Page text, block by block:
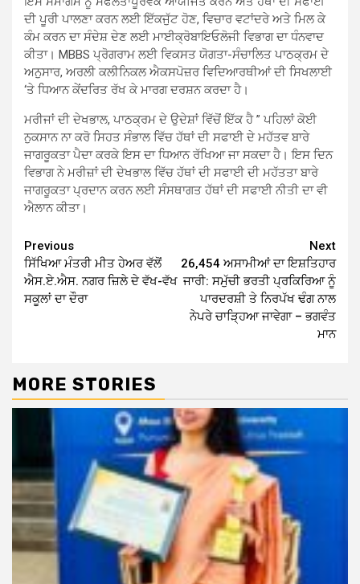
ਦੀ ਪੂਰੀ ਪਾਲਣਾ ਕਰਨ ਲਈ ਇੱਕਜੁੱਟ ਹੋਣ, ਵਿਚਾਰ ਵਟਾਂਦਰੇ ਅਤੇ ਮਿਲ ਕੇ
ਕੰਮ ਕਰਨ ਦਾ ਸੰਦੇਸ਼ ਦੇਣ ਲਈ ਮਾਈਕ੍ਰੋਬਾਇਓਲੋਜੀ ਵਿਭਾਗ ਦਾ ਧੰਨਵਾਦ
ਕੀਤਾ। MBBS ਪ੍ਰੋਗਰਾਮ ਲਈ ਵਿਕਸਤ ਯੋਗਤਾ-ਸੰਚਾਲਿਤ ਪਾਠਕ੍ਰਮ ਦੇ
ਅਨੁਸਾਰ, ਅਰਲੀ ਕਲੀਨਿਕਲ ਐਕਸਪੋਜ਼ਰ ਵਿਦਿਆਰਥੀਆਂ ਦੀ ਸਿਖਲਾਈ
‘ਤੇ ਧਿਆਨ ਕੇਂਦਰਿਤ ਰੱਖ ਕੇ ਮਾਰਗ ਦਰਸ਼ਨ ਕਰਦਾ ਹੈ।
ਮਰੀਜਾਂ ਦੀ ਦੇਖਭਾਲ, ਪਾਠਕ੍ਰਮ ਦੇ ਉਦੇਸ਼ਾਂ ਵਿੱਚੋਂ ਇੱਕ ਹੈ ” ਪਹਿਲਾਂ ਕੋਈ
ਨੁਕਸਾਨ ਨਾ ਕਰੋ ਸਿਹਤ ਸੰਭਾਲ ਵਿੱਚ ਹੱਥਾਂ ਦੀ ਸਫਾਈ ਦੇ ਮਹੱਤਵ ਬਾਰੇ
ਜਾਗਰੂਕਤਾ ਪੈਦਾ ਕਰਕੇ ਇਸ ਦਾ ਧਿਆਨ ਰੱਖਿਆ ਜਾ ਸਕਦਾ ਹੈ। ਇਸ ਦਿਨ
ਵਿਭਾਗ ਨੇ ਮਰੀਜ਼ਾਂ ਦੀ ਦੇਖਭਾਲ ਵਿੱਚ ਹੱਥਾਂ ਦੀ ਸਫਾਈ ਦੀ ਮਹੱਤਤਾ ਬਾਰੇ
ਜਾਗਰੂਕਤਾ ਪ੍ਰਦਾਨ ਕਰਨ ਲਈ ਸੰਸਥਾਗਤ ਹੱਥਾਂ ਦੀ ਸਫਾਈ ਨੀਤੀ ਦਾ ਵੀ
ਐਲਾਨ ਕੀਤਾ।
Continue
Reading
Previous
ਸਿੱਖਿਆ ਮੰਤਰੀ ਮੀਤ ਹੇਅਰ ਵੱਲੋਂ
ਐਸ.ਏ.ਐਸ. ਨਗਰ ਜ਼ਿਲੇ ਦੇ ਵੱਖ-ਵੱਖ
ਸਕੂਲਾਂ ਦਾ ਦੌਰਾ
Next
26,454 ਅਸਾਮੀਆਂ ਦਾ ਇਸ਼ਤਿਹਾਰ
ਜਾਰੀ: ਸਮੁੱਚੀ ਭਰਤੀ ਪ੍ਰਕਿਰਿਆ ਨੂੰ
ਪਾਰਦਰਸ਼ੀ ਤੇ ਨਿਰਪੱਖ ਢੰਗ ਨਾਲ
ਨੇਪਰੇ ਚਾੜ੍ਹਿਆ ਜਾਵੇਗਾ – ਭਗਵੰਤ
ਮਾਨ
MORE STORIES